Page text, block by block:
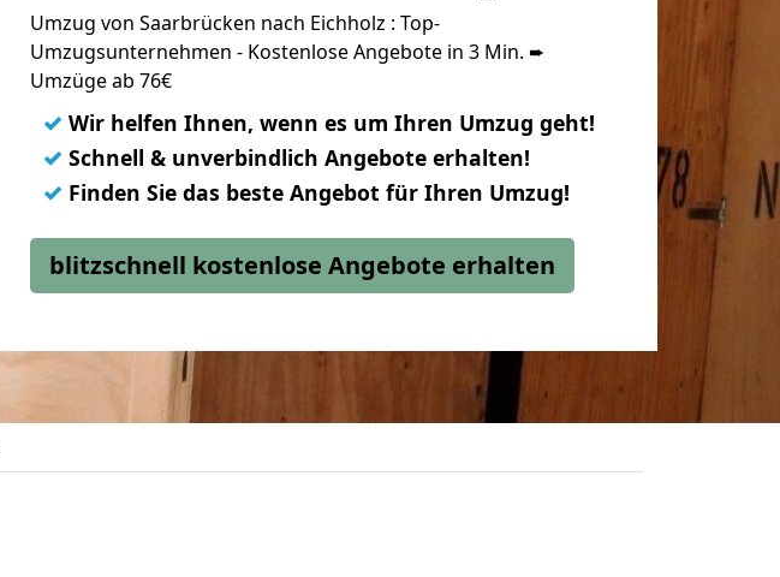
Umzug von Saarbrücken nach Eichholz : Top-
Umzugsunternehmen - Kostenlose Angebote in 3 Min. ➨
Umzüge ab 76€
✓ Wir helfen Ihnen, wenn es um Ihren Umzug geht!
✓ Schnell & unverbindlich Angebote erhalten!
✓ Finden Sie das beste Angebot für Ihren Umzug!
blitzschnell kostenlose Angebote erhalten